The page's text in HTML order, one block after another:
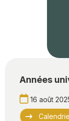
Années
16 août